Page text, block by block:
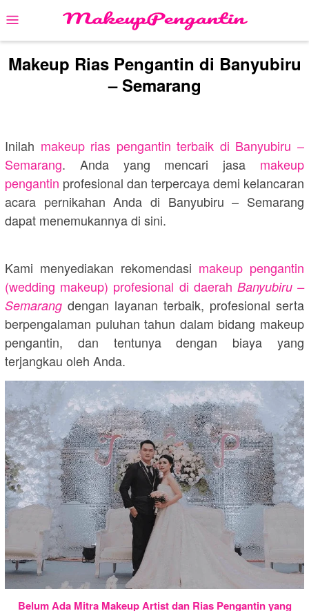
to
content
Mobile
Menu
Makeup Rias Pengantin di Banyubiru
– Semarang
Inilah makeup rias pengantin terbaik di Banyubiru –
Semarang. Anda yang mencari jasa makeup
pengantin profesional dan terpercaya demi kelancaran
acara pernikahan Anda di Banyubiru – Semarang
dapat menemukannya di sini.
Kami menyediakan rekomendasi makeup pengantin
(wedding makeup) profesional di daerah Banyubiru –
Semarang dengan layanan terbaik, profesional serta
berpengalaman puluhan tahun dalam bidang makeup
pengantin, dan tentunya dengan biaya yang
terjangkau oleh Anda.
Belum Ada Mitra Makeup Artist dan Rias Pengantin yang